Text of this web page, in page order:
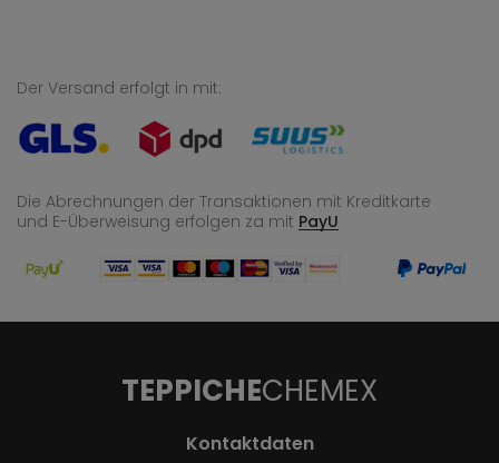
Der Versand erfolgt in mit:
Die Abrechnungen der Transaktionen mit Kreditkarte
und E-Überweisung erfolgen za mit PayU
TEPPICHECHEMEX
Kontaktdaten